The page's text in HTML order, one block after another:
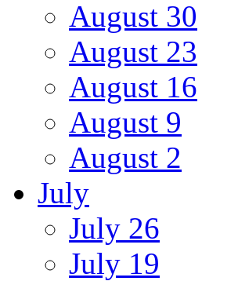
August 30
August 23
August 16
August 9
August 2
July
July 26
July 19